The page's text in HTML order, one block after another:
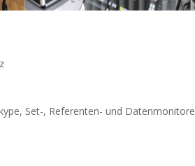
Set-, Referenten- und Datenmonitore